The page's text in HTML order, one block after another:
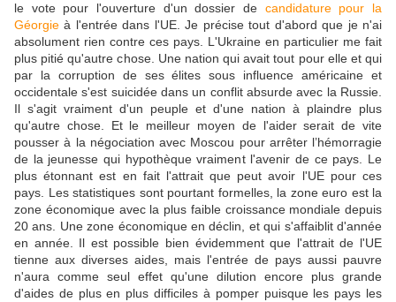
le vote pour l'ouverture d'un dossier de candidature pour la
Géorgie à l'entrée dans l'UE. Je précise tout d'abord que je n'ai
absolument rien contre ces pays. L'Ukraine en particulier me fait
plus pitié qu'autre chose. Une nation qui avait tout pour elle et qui
par la corruption de ses élites sous influence américaine et
occidentale s'est suicidée dans un conflit absurde avec la Russie.
Il s'agit vraiment d'un peuple et d'une nation à plaindre plus
qu'autre chose. Et le meilleur moyen de l'aider serait de vite
pousser à la négociation avec Moscou pour arrêter l’hémorragie
de la jeunesse qui hypothèque vraiment l'avenir de ce pays. Le
plus étonnant est en fait l'attrait que peut avoir l'UE pour ces
pays. Les statistiques sont pourtant formelles, la zone euro est la
zone économique avec la plus faible croissance mondiale depuis
20 ans. Une zone économique en déclin, et qui s'affaiblit d'année
en année. Il est possible bien évidemment que l'attrait de l'UE
tienne aux diverses aides, mais l'entrée de pays aussi pauvre
n'aura comme seul effet qu'une dilution encore plus grande
d'aides de plus en plus difficiles à pomper puisque les pays les